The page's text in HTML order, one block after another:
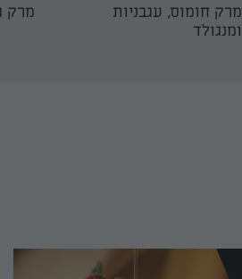
מרק חומוס, עגבניות
ומנגולד
מרק